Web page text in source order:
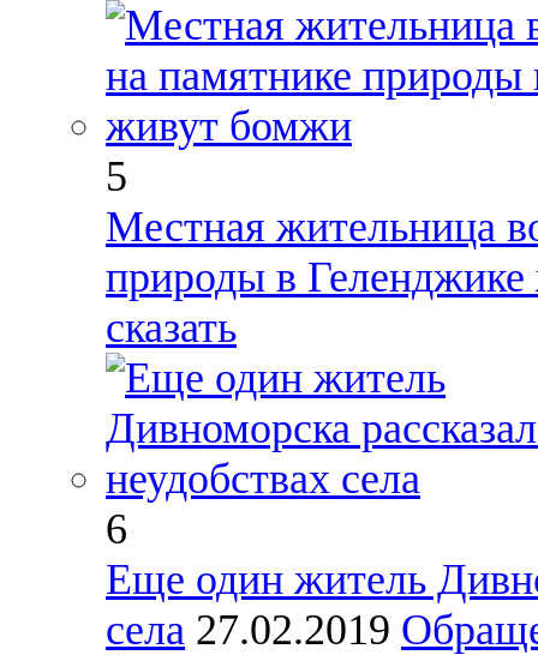
5
Местная жительница
природы в
сказать
6
Еще один житель
села 27.02.2019